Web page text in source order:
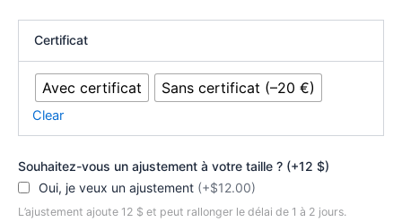
Certificat
Avec certificat Sans certificat (–20 €)
Clear
Souhaitez-vous un ajustement à votre taille ? (+12 $)
Oui, je veux un ajustement (+$12.00)
L’ajustement ajoute 12 $ et peut rallonger le délai de 1 à 2 jours.